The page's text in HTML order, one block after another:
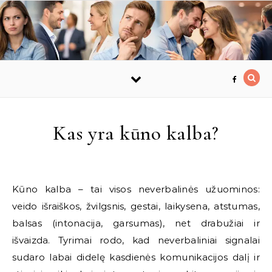
Skip to content
Kas yra kūno kalba?
Kūno kalba – tai visos neverbalinės užuominos:
veido išraiškos, žvilgsnis, gestai, laikysena, atstumas,
balsas (intonacija, garsumas), net drabužiai ir
išvaizda. Tyrimai rodo, kad neverbaliniai signalai
sudaro labai didelę kasdienės komunikacijos dalį ir